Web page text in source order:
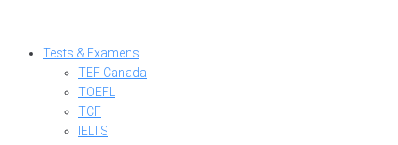
Tests & Examens
TEF Canada
TOEFL
TCF
IELTS